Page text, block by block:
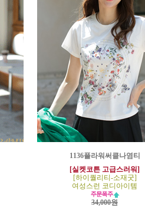
1136플라워써클나염티
[실켓코튼 고급스러워]
[하이퀄리티-소재굿]
여성스런 코디아이템
34,000원